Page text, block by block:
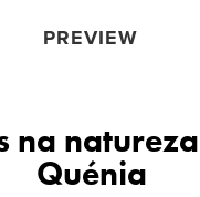
PREVIEW
na
Quénia